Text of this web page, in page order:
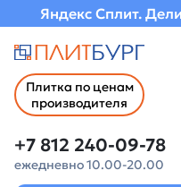
Яндекс Сплит.
Плитка по ценам
производителя
+7 812 240-09-78
ежедневно 10.00-20.00